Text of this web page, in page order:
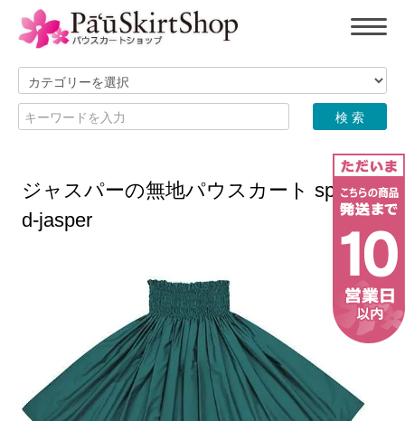
ジャスパーの無地パウスカート spau-sl
d-jasper